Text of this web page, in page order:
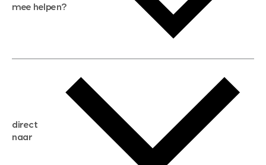
mee helpen?
gratis zoekservice
huis verkopen
huis kopen
direct
naar